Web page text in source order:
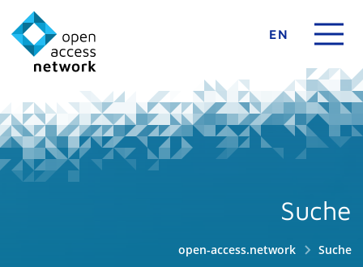
EN
Suche
open-access.network Suche